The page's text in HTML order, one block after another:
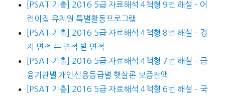
[PSAT 기출] 2016 5급 자료해석 4책형 9번 해설 – 어
린이집 유치원 특별활동프로그램
[PSAT 기출] 2016 5급 자료해석 4책형 8번 해설 – 경
지 면적 논 면적 밭 면적
[PSAT 기출] 2016 5급 자료해석 4책형 7번 해설 – 금
융기관별 개인신용등급별 햇살론 보증잔액
[PSAT 기출] 2016 5급 자료해석 4책형 6번 해설 – 국